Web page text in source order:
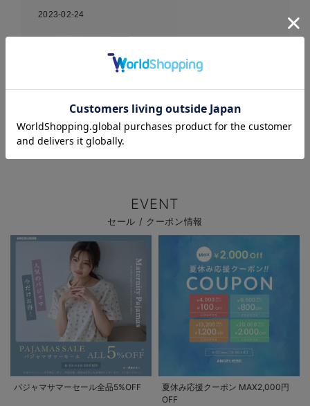
お気に入り商品を確認する
2023-02-24
【親子コーデ可】出産準備
EVENT
セール / クーポン情報
パジャマサマーセール全品5%OFF
夏休み応援クーポン MAX2,000円
OFF